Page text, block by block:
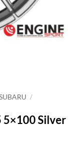
/
5×100 Silver